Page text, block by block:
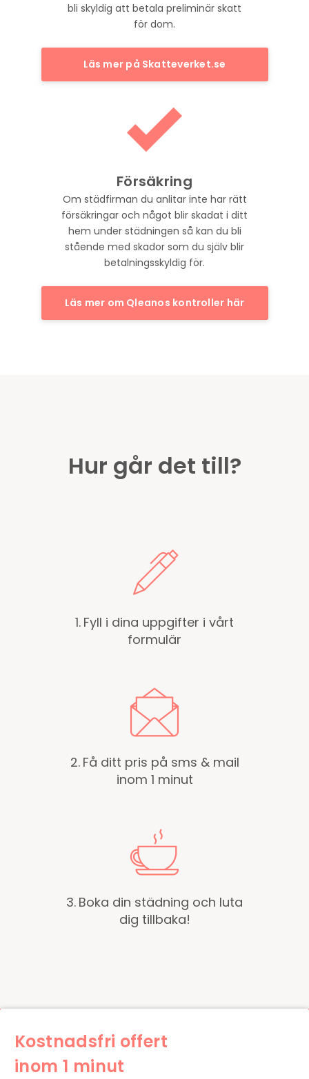
bli skyldig att betala preliminär skatt
för dom.
Läs mer på Skatteverket.se
Försäkring
Om städfirman du anlitar inte har rätt
försäkringar och något blir skadat i ditt
hem under städningen så kan du bli
stående med skador som du själv blir
betalningsskyldig för.
Läs mer om Qleanos kontroller här
Hur går det till?
1. Fyll i dina uppgifter i vårt
formulär
2. Få ditt pris på sms & mail
inom 1 minut
3. Boka din städning och luta
dig tillbaka!
Kostnadsfri offert
inom 1 minut